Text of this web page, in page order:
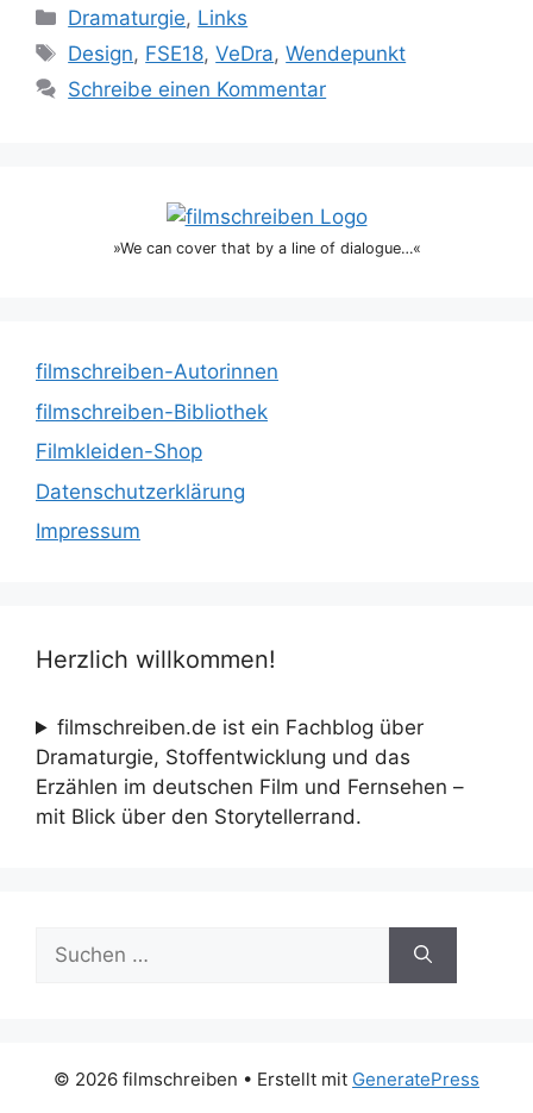
Kategorien
Dramaturgie, Links
Schlagwörter
Design, FSE18,VeDra,Wendepunkt
Schreibe einen Kommentar
»We can cover that by a line of dialogue…«
filmschreiben-Autorinnen
filmschreiben-Bibliothek
Filmkleiden-Shop
Datenschutzerklärung
Impressum
Herzlich willkommen!
filmschreiben.de ist ein Fachblog über
Dramaturgie, Stoffentwicklung und das
Erzählen im deutschen Film und Fernsehen –
mit Blick über den Storytellerrand.
Suche
nach:
© 2026 filmschreiben • Erstellt mit GeneratePress